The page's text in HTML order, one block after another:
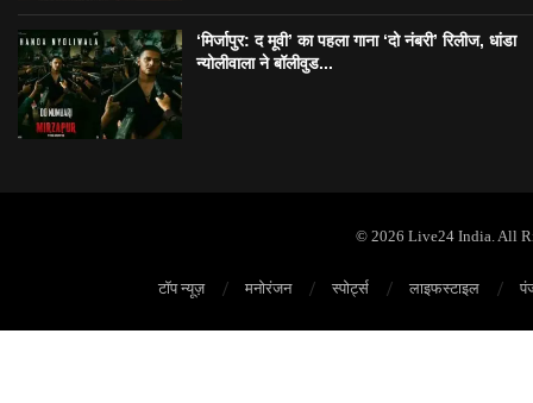
‘मिर्जापुर: द मूवी’ का पहला गाना ‘दो नंबरी’ रिलीज, धांडा
न्योलीवाला ने बॉलीवुड...
© 2026 Live24 India. All
टॉप न्यूज़ मनोरंजन स्पोर्ट्स लाइफस्टाइल